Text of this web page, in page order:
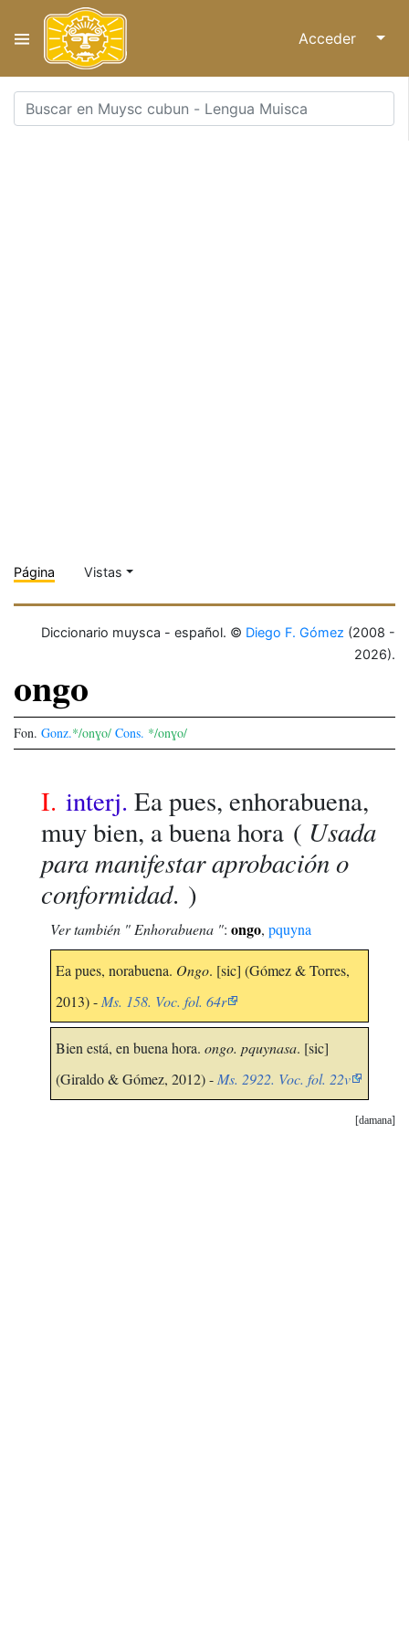
Acceder ↓
Página Vistas
Diccionario muysca - español. © Diego F. Gómez (2008 -
2026).
ongo
Fon. Gonz.*/onɣo/ Cons. */onɣo/
I. interj. Ea pues, enhorabuena,
muy bien, a buena hora ( Usada
para manifestar aprobación o
conformidad. )
Ver también " Enhorabuena ": ongo, pquyna
Ea pues, norabuena. Ongo. [sic] (Gómez & Torres,
2013) - Ms. 158. Voc. fol. 64r
Bien está, en buena hora. ongo. pquynasa. [sic]
(Giraldo & Gómez, 2012) - Ms. 2922. Voc. fol. 22v
damana